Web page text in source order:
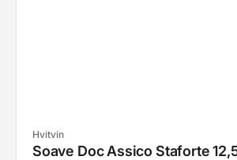
Hvitvin
Soave Doc Assico Staforte